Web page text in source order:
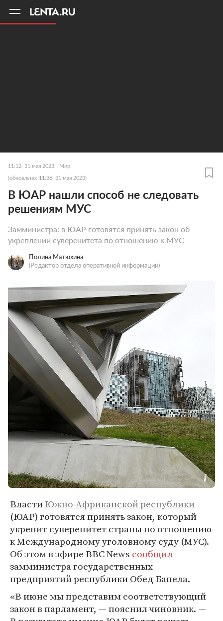
11:12, 31 мая 2023 Мир
(обновлено: 11:36, 31 мая 2023)
В ЮАР нашли способ не следовать
решениям МУС
Замминистра: в ЮАР готовятся принять закон об
укреплении суверенитета по отношению к МУС
Полина Матюхина
(Редактор отдела оперативной информации)
ВластиЮжно-Африканской республики
(ЮАР) готовятся принять закон, который
укрепит суверенитет страны по отношению
к Международному уголовному суду (МУС).
Об этом в эфире BBC News сообщил
замминистра государственных
предприятий республики Обед Бапела.
«В июне мы представим соответствующий
закон в парламент, — пояснил чиновник. —